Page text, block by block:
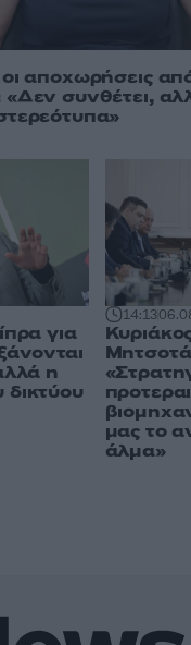
οι αποχωρήσεις
συνθέτει,
για
η
14:13
μας το
άλμα»